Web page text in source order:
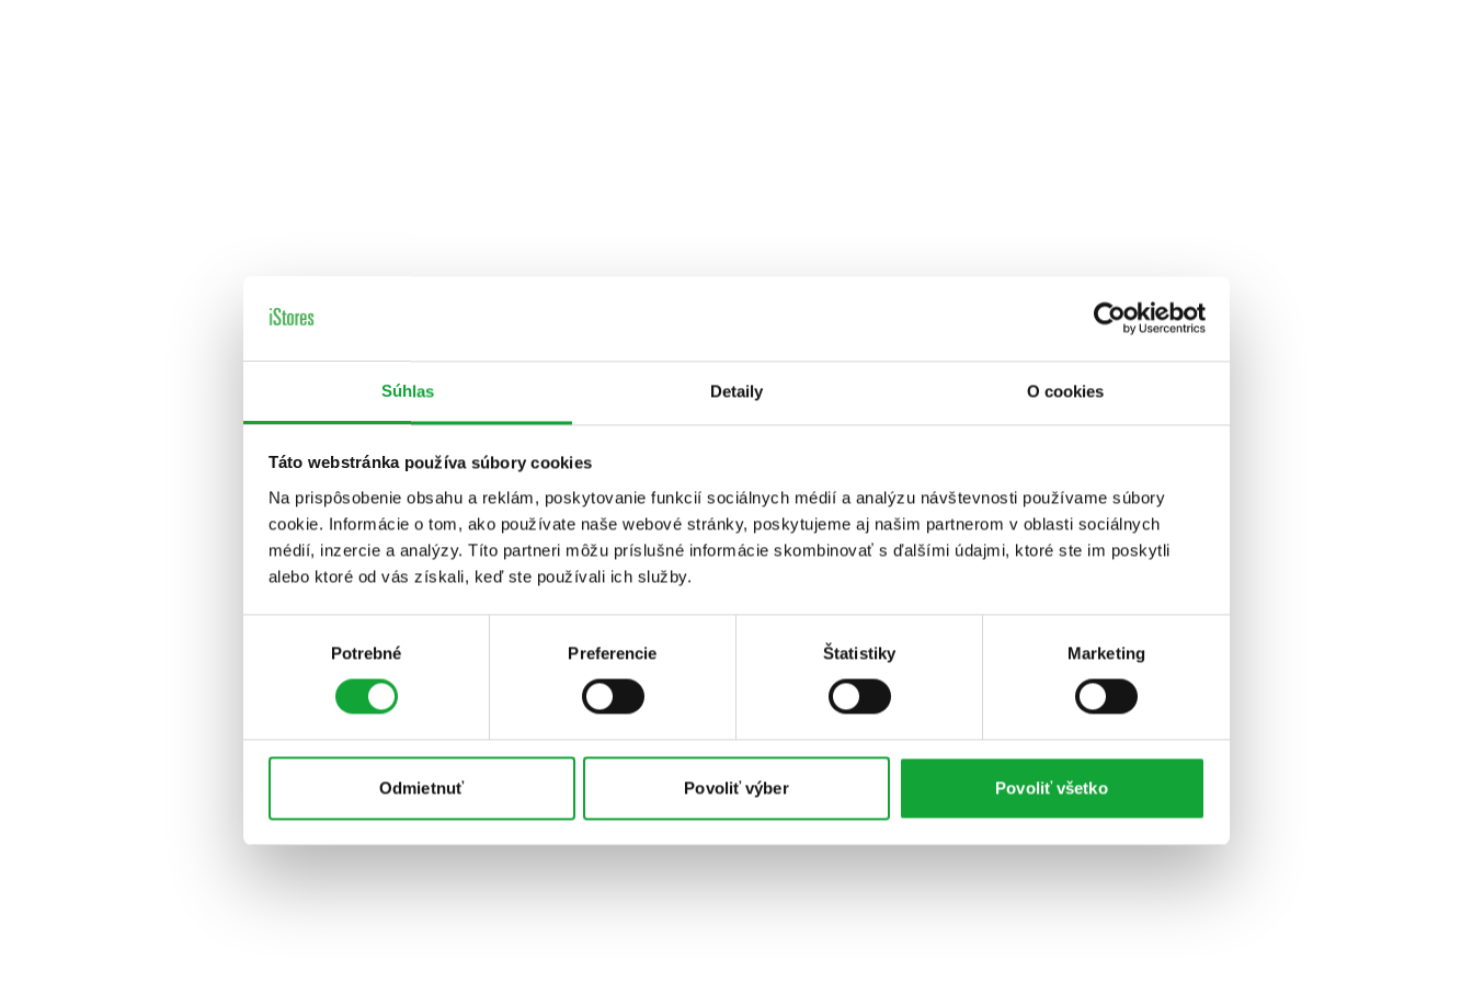
Súhlas Detaily O cookies
Táto webstránka používa súbory cookies
Na prispôsobenie obsahu a reklám, poskytovanie funkcií sociálnych médií a analýzu návštevnosti používame súbory
cookie. Informácie o tom, ako používate naše webové stránky, poskytujeme aj našim partnerom v oblasti sociálnych
médií, inzercie a analýzy. Títo partneri môžu príslušné informácie skombinovať s ďalšími údajmi, ktoré ste im poskytli
alebo ktoré od vás získali, keď ste používali ich služby.
Potrebné Preferencie Štatistiky Marketing
Odmietnuť Povoliť výber Povoliť všetko